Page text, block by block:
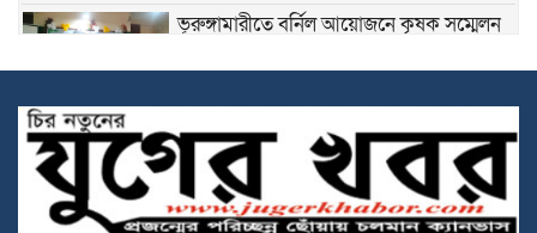
ভূরুঙ্গামারীতে বর্নিল আয়োজনে কৃষক সম্মেলন
বিটিভির মহাপরিচালক হলেন কাজী জেসিন